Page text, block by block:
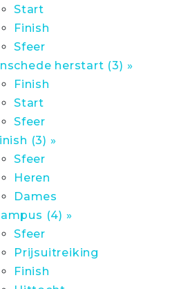
Start
Finish
Sfeer
herstart (3) »
Finish
Start
Sfeer
(3) »
Sfeer
Heren
Dames
(4) »
Sfeer
Prijsuitreiking
Finish